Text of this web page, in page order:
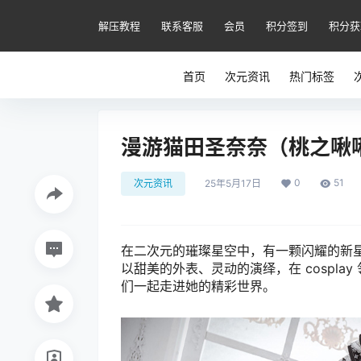
解压教程 联系客服 会员 积分签到 积分
首页 次元资讯 热门标签
漫游猫田圣奈奈（桃之啾
次元资讯 25年5月17日 0 51
在二次元的璀璨星空中，有一颗闪耀的
以甜美的外表、灵动的演绎，在 cosplay
们一起走进她的精彩世界。